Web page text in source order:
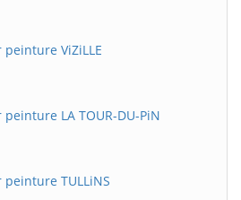
ViZiLLE
LA TOUR-DU-PiN
TULLiNS